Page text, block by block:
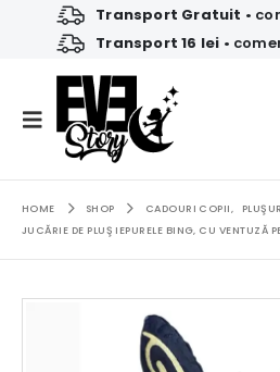
Transport Gratuit •
Transport 16 lei •
HOME SHOP CADOURI COPII,
JUCĂRIE DE PLUŞ IEPURELE BING, CU VENTUZĂ